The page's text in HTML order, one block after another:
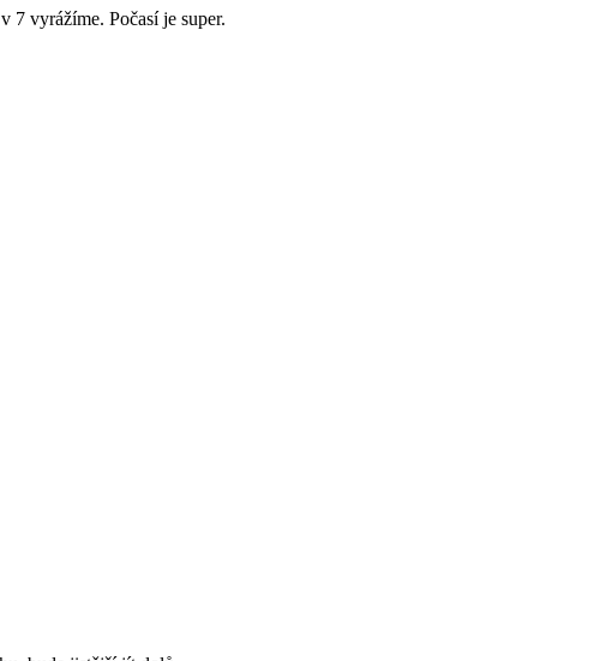
7 vyrážíme. Počasí je super.